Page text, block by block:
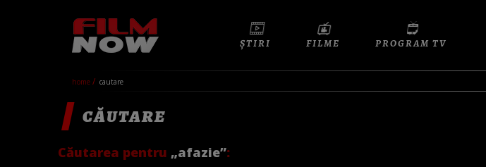
ȘTIRI FILME PROGRAM TV
home cautare
CĂUTARE
Căutarea pentru „afazie”: